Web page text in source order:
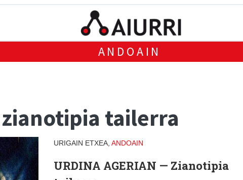
ANDOAIN
tailerra
URIGAIN ETXEA, ANDOAIN
URDINA AGERIAN — Zianotipia